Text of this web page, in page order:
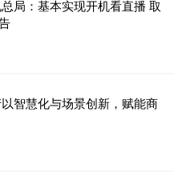
局：基本实现开机看直播 取
智慧化与场景创新，赋能商